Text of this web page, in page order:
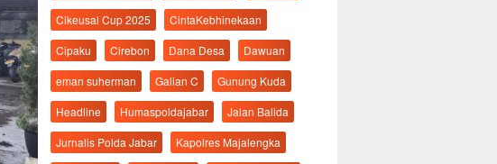
Cikeusal Cup 2025
CintaKebhinekaan
Cipaku
Cirebon Dana Desa
Dawuan
eman suherman
Galian C
Gunung Kuda
Headline
Humaspoldajabar
Jalan Balida
Jurnalis Polda Jabar
Kapolres Majalengka